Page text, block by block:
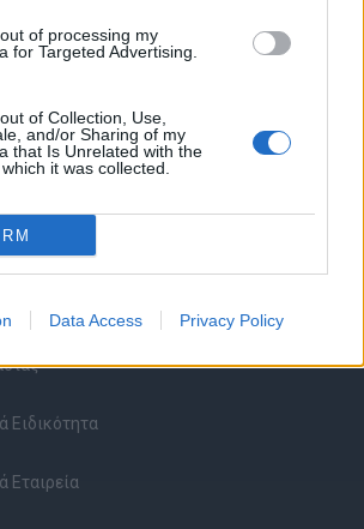
of processing my
for Targeted Advertising.
of Collection, Use,
and/or Sharing of my
that Is Unrelated with the
it was collected.
Data Access Privacy Policy
Ειδικότητα
Εταιρεία